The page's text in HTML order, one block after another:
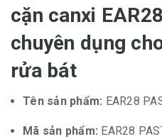
cặn canxi
chuyên dụng
rửa bát
Tên sản phẩm: EAR28
Mã sản phẩm: EAR28